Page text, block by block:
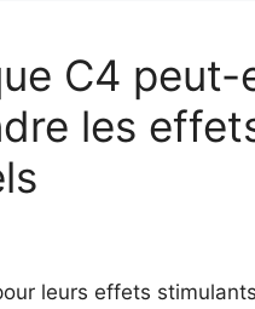
C4 peut-
les
leurs effets